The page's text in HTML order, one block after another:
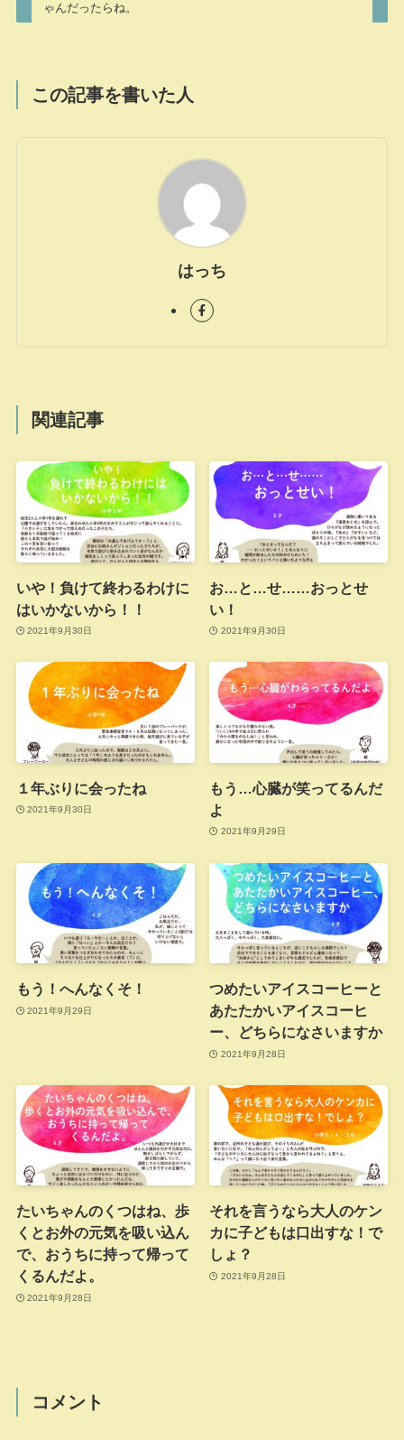
ゃんだったらね。
この記事を書いた人
はっち
関連記事
いや！負けて終わるわけに
はいかないから！！
2021年9月30日
お…と…せ……おっとせ
い！
2021年9月30日
１年ぶりに会ったね
2021年9月30日
もう…心臓が笑ってるんだ
よ
2021年9月29日
もう！へんなくそ！
2021年9月29日
つめたいアイスコーヒーと
あたたかいアイスコーヒ
ー、どちらになさいますか
2021年9月28日
たいちゃんのくつはね、歩
くとお外の元気を吸い込ん
で、おうちに持って帰って
くるんだよ。
2021年9月28日
それを言うなら大人のケン
カに子どもは口出すな！で
しょ？
2021年9月28日
コメント